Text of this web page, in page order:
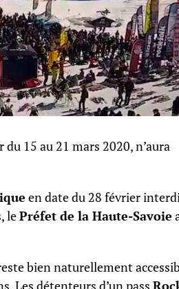
15 au 21 mars 2020, n’aura
en date du 28 février
lePréfet de la Haute-Savoie
bien naturellement